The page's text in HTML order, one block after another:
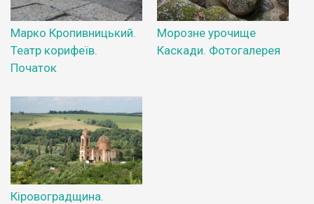
Марко Кропивницький.
Театр корифеїв.
Початок
Морозне урочище
Каскади. Фотогалерея
Кіровоградщина.